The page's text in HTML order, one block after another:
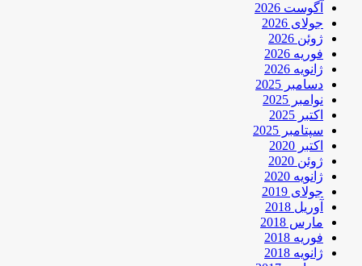
آگوست 2026
جولای 2026
ژوئن 2026
فوریه 2026
ژانویه 2026
دسامبر 2025
نوامبر 2025
اکتبر 2025
سپتامبر 2025
اکتبر 2020
ژوئن 2020
ژانویه 2020
جولای 2019
آوریل 2018
مارس 2018
فوریه 2018
ژانویه 2018